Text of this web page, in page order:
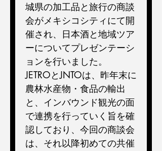
城県の加工品と旅行の商談
会がメキシコシティにて開
催され、日本酒と地域ツア
ーについてプレゼンテーシ
ョンを行いました。
JETROとJNTOは、昨年末に
農林水産物・食品の輸出
と、インバウンド観光の面
で連携を行っていく旨を確
認しており、今回の商談会
は、それ以降初めての共催